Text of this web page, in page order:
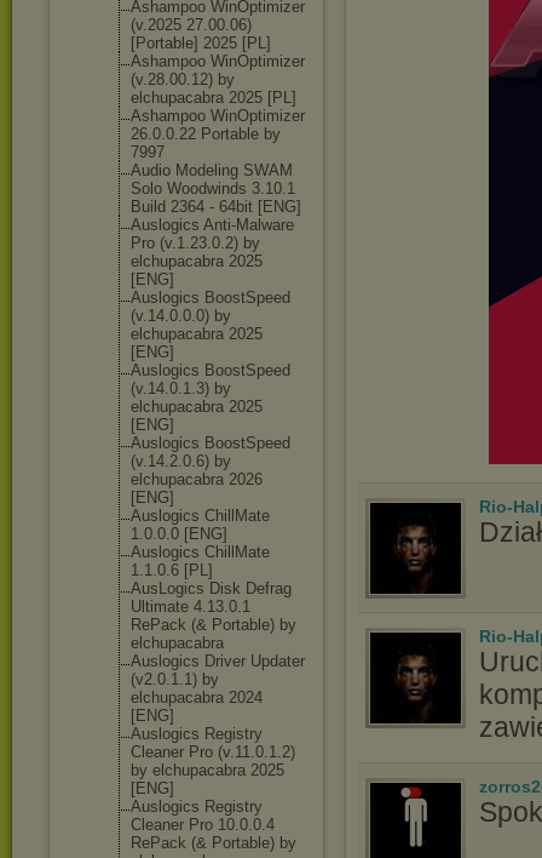
Ashampoo WinOptimizer
(v.2025 27.00.06)
[Portable] 2025 [PL]
Ashampoo WinOptimizer
(v.28.00.12) by
elchupacabra 2025 [PL]
Ashampoo WinOptimizer
26.0.0.22 Portable by
7997
Audio Modeling SWAM
Solo Woodwinds 3.10.1
Build 2364 - 64bit [ENG]
Auslogics Anti-Malware
Pro (v.1.23.0.2) by
elchupacabra 2025
[ENG]
Auslogics BoostSpeed
(v.14.0.0.0) by
elchupacabra 2025
[ENG]
Auslogics BoostSpeed
(v.14.0.1.3) by
elchupacabra 2025
[ENG]
Auslogics BoostSpeed
(v.14.2.0.6) by
elchupacabra 2026
[ENG]
Auslogics ChillMate
1.0.0.0 [ENG]
Auslogics ChillMate
1.1.0.6 [PL]
AusLogics Disk Defrag
Ultimate 4.13.0.1
RePack (& Portable) by
elchupacabra
Auslogics Driver Updater
(v2.0.1.1) by
elchupacabra 2024
[ENG]
Auslogics Registry
Cleaner Pro (v.11.0.1.2)
by elchupacabra 2025
[ENG]
Auslogics Registry
Cleaner Pro 10.0.0.4
RePack (& Portable) by
Rio-
Rio-